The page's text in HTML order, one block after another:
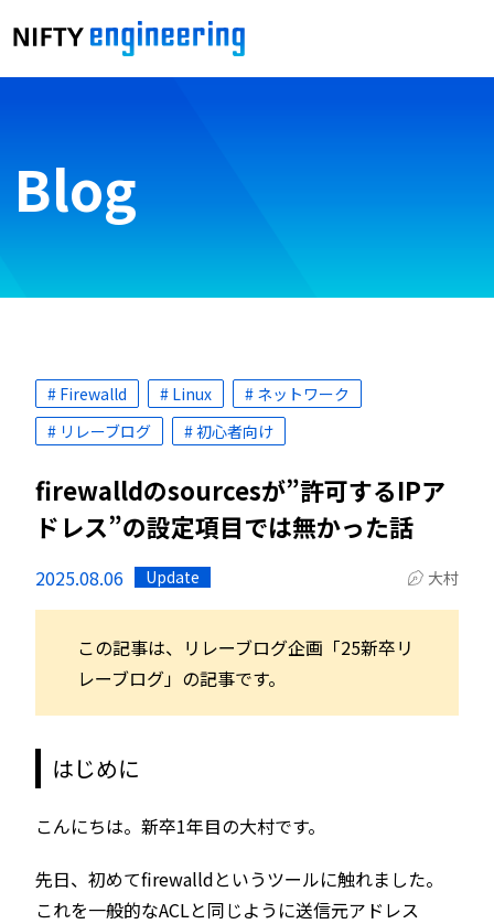
Blog
# Firewalld # Linux
# ネットワーク
# リレーブログ
# 初心者向け
firewalldのsourcesが”許可するIPア
ドレス”の設定項目では無かった話
2025.08.06 Update 大村
この記事は、リレーブログ企画「25新卒リ
レーブログ」の記事です。
はじめに
こんにちは。新卒1年目の大村です。
先日、初めてfirewalldというツールに触れました。
これを一般的なACLと同じように送信元アドレス